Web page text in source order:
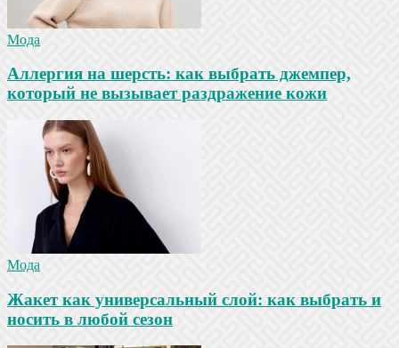
Мода
Аллергия на шерсть: как выбрать джемпер,
который не вызывает раздражение кожи
Мода
Жакет как универсальный слой: как выбрать и
носить в любой сезон